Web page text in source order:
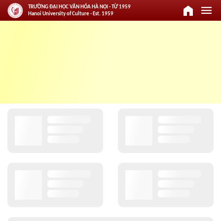
TRƯỜNG ĐẠI HỌC VĂN HÓA HÀ NỘI - TỪ 1959
Hanoi University of Culture - Est. 1959
home menu